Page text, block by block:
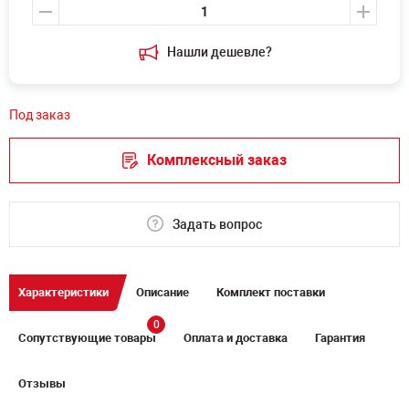
Нашли дешевле?
Под заказ
Комплексный заказ
Задать вопрос
Характеристики Описание Комплект поставки
Сопутствующие товары
0
Оплата и доставка Гарантия
Отзывы